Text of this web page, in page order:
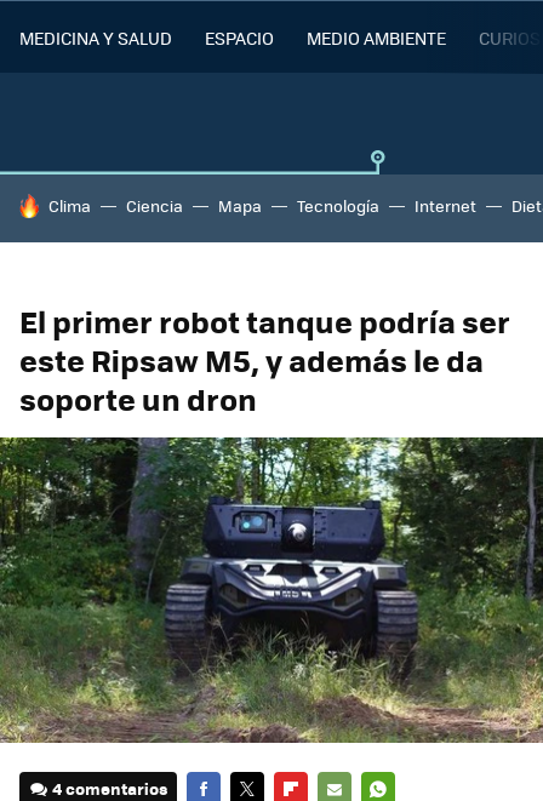
MEDICINA Y SALUD ESPACIO MEDIO AMBIENTE
HOY SE HABLA DE
Clima Ciencia Mapa Tecnología Internet
El primer robot tanque podría ser
este Ripsaw M5, y además le da
soporte un dron
4 comentarios